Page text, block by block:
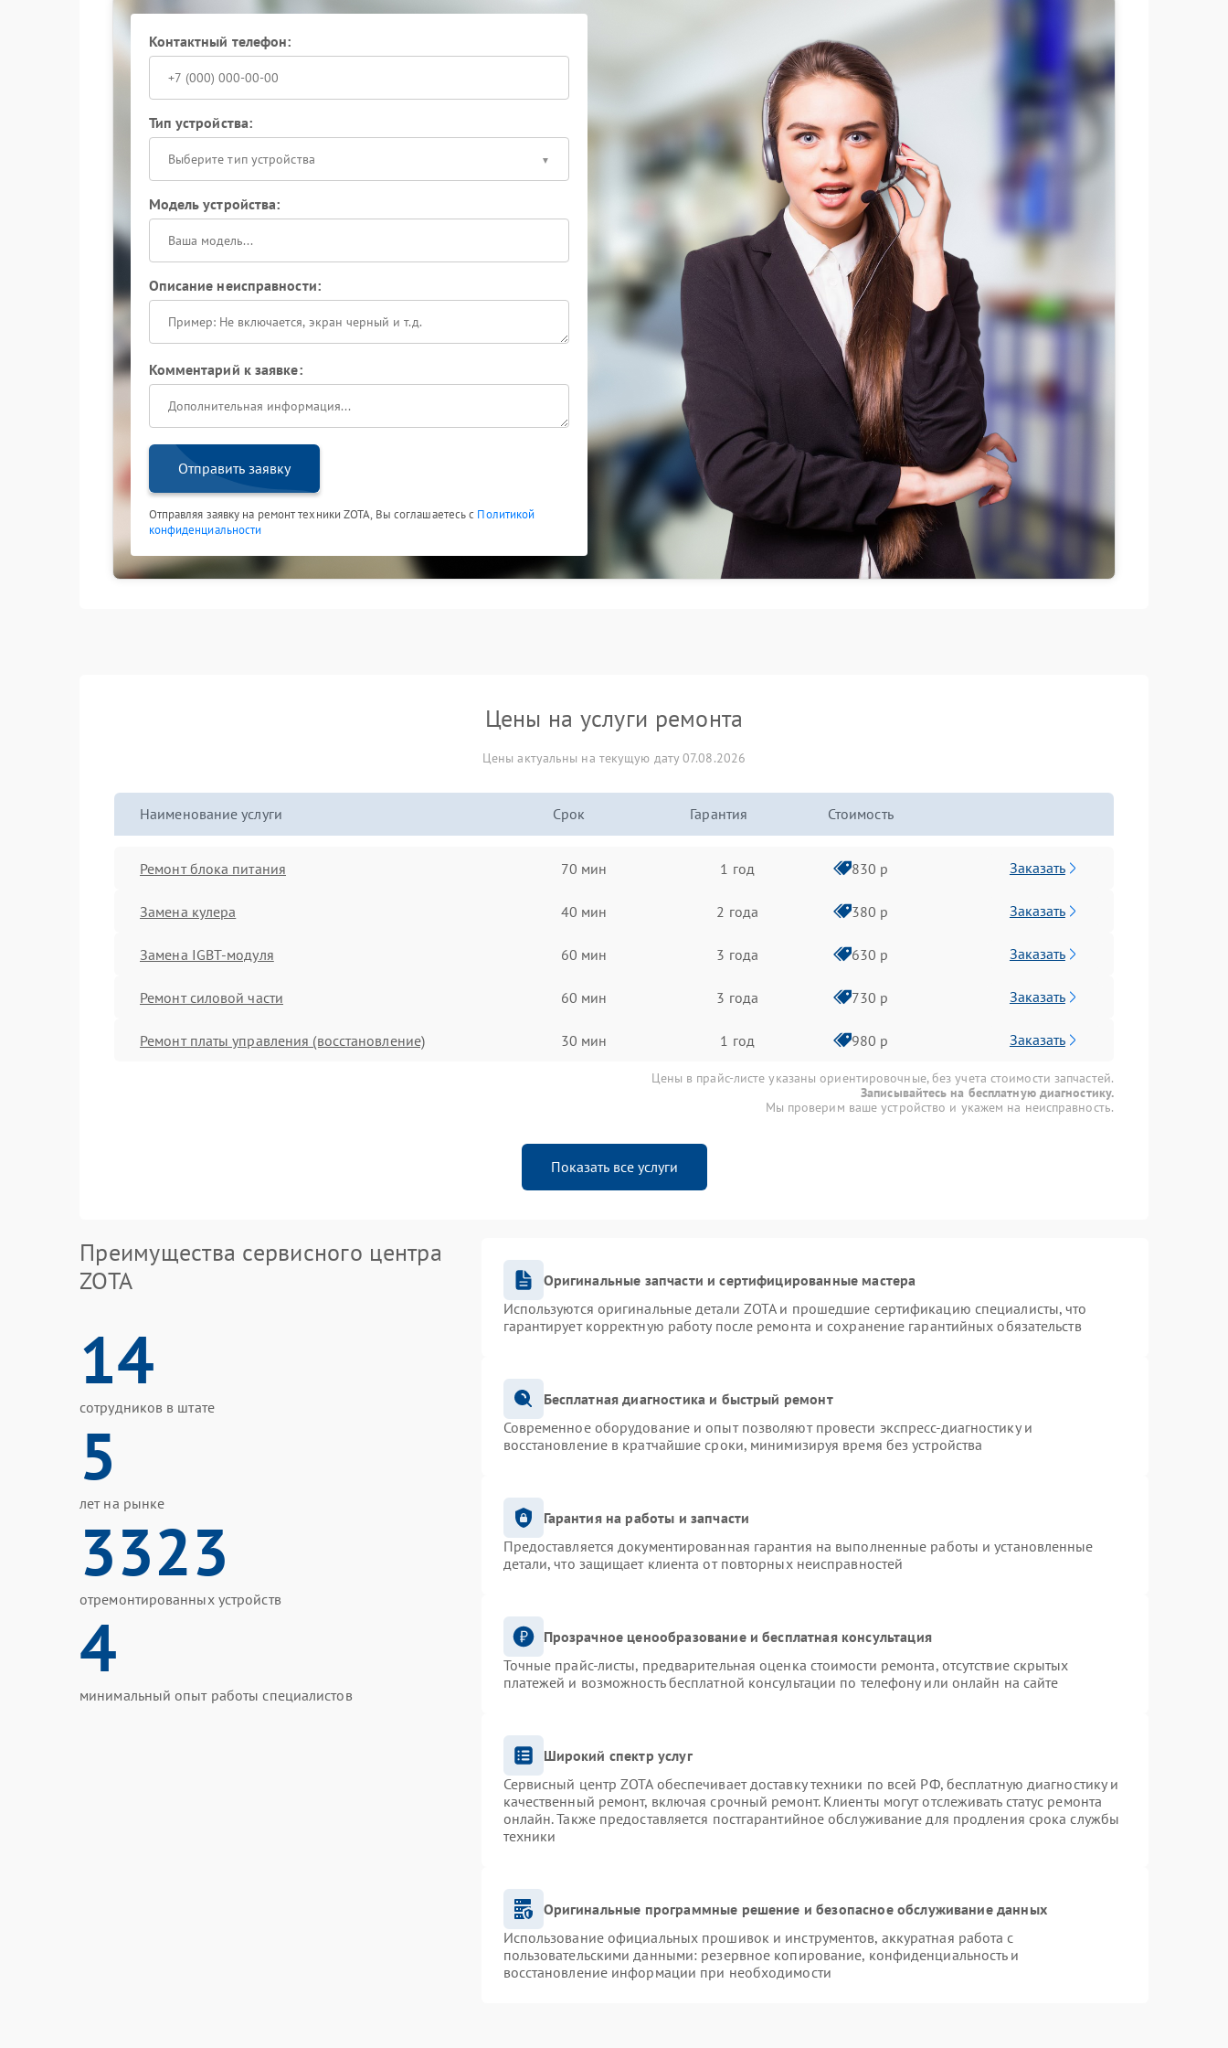
Для устранения неисправности обратитесь в сервисный центр Zota. Специалисты проведут
диагностику: проверят обмотки, изоляцию, контакты и схему управления трансформатором. При
необходимости выполнят ремонт с заменой неисправного узла. Сервис Zota использует
сертифицированные компоненты и гарантирует соответствие заводских параметров.
Неисправный трансформатор — серьезная угроза для подключенного оборудования и
безопасности помещения. Доверьте ремонт профессионалам: это сохранит работоспособность ИБП
и защитит технику от повреждений.
Контактный телефон:
Тип устройства:
Выберите тип устройства
Модель устройства:
Описание неисправности:
Комментарий к заявке:
Отправить заявку
Отправляя заявку на ремонт техники ZOTA, Вы соглашаетесь с Политикой
конфиденциальности
Цены на услуги ремонта
Цены актуальны на текущую дату 07.08.2026
Наименование услуги Срок Гарантия Стоимость
Ремонт блока питания 70 мин 1 год 830 р Заказать
Замена кулера 40 мин 2 года 380 р Заказать
Замена IGBT-модуля 60 мин 3 года 630 р Заказать
Ремонт силовой части 60 мин 3 года 730 р Заказать
Ремонт платы управления (восстановление) 30 мин 1 год 980 р Заказать
Цены в прайс-листе указаны ориентировочные, без учета стоимости запчастей.
Записывайтесь на бесплатную диагностику.
Мы проверим ваше устройство и укажем на неисправность.
Показать все услуги
Преимущества сервисного центра
ZOTA
14
сотрудников в штате
5
лет на рынке
3323
отремонтированных устройств
4
минимальный опыт работы специалистов
Оригинальные запчасти и сертифицированные мастера
Используются оригинальные детали ZOTA и прошедшие сертификацию специалисты, что
гарантирует корректную работу после ремонта и сохранение гарантийных обязательств
Бесплатная диагностика и быстрый ремонт
Современное оборудование и опыт позволяют провести экспресс-диагностику и
восстановление в кратчайшие сроки, минимизируя время без устройства
Гарантия на работы и запчасти
Предоставляется документированная гарантия на выполненные работы и установленные
детали, что защищает клиента от повторных неисправностей
Прозрачное ценообразование и бесплатная консультация
Точные прайс-листы, предварительная оценка стоимости ремонта, отсутствие скрытых
платежей и возможность бесплатной консультации по телефону или онлайн на сайте
Широкий спектр услуг
Сервисный центр ZOTA обеспечивает доставку техники по всей РФ, бесплатную диагностику и
качественный ремонт, включая срочный ремонт. Клиенты могут отслеживать статус ремонта
онлайн. Также предоставляется постгарантийное обслуживание для продления срока службы
техники
Оригинальные программные решение и безопасное обслуживание данных
Использование официальных прошивок и инструментов, аккуратная работа с
пользовательскими данными: резервное копирование, конфиденциальность и
восстановление информации при необходимости